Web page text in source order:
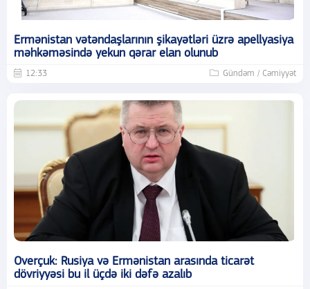
Ermənistan vətəndaşlarının şikayətləri üzrə apellyasiya
məhkəməsində yekun qərar elan olunub
12:33 Gündəm / Cəmiyyət
Overçuk: Rusiya və Ermənistan arasında ticarət
dövriyyəsi bu il üçdə iki dəfə azalıb